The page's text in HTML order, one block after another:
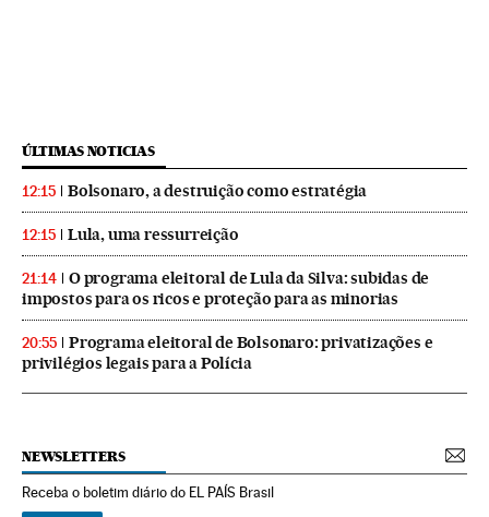
ÚLTIMAS NOTICIAS
12:15 Bolsonaro, a destruição como estratégia
12:15 Lula, uma ressurreição
21:14
O programa eleitoral de Lula da Silva: subidas de
impostos para os ricos e proteção para as minorias
20:55
Programa eleitoral de Bolsonaro: privatizações e
privilégios legais para a Polícia
NEWSLETTERS
Receba o boletim diário do EL PAÍS Brasil